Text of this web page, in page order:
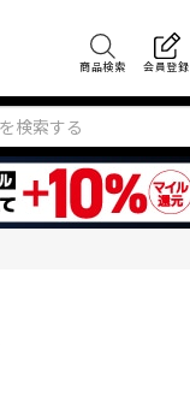
商品検索 会員登録